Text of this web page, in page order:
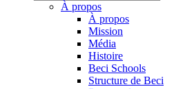
À propos
À propos
Mission
Média
Histoire
Beci Schools
Structure de Beci